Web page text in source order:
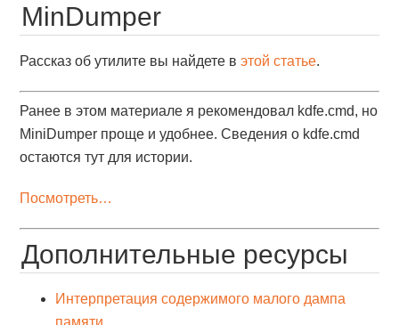
MinDumper
Рассказ об утилите вы найдете вэтой статье.
Ранее в этом материале я рекомендовал kdfe.cmd, но
MiniDumper проще и удобнее. Сведения о kdfe.cmd
остаются тут для истории.
Посмотреть…
Дополнительные ресурсы
Интерпретация содержимого малого дампа
памяти